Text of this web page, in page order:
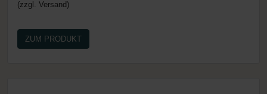
(zzgl. Versand)
ZUM PRODUKT